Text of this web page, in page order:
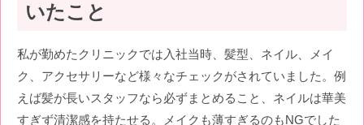
いたこと
私が勤めたクリニックでは入社当時、髪型、ネイル、メイ
ク、アクセサリーなど様々なチェックがされていました。例
えば髪が長いスタッフなら必ずまとめること、ネイルは華美
すぎず清潔感を持たせる。メイクも薄すぎるのもNGでした